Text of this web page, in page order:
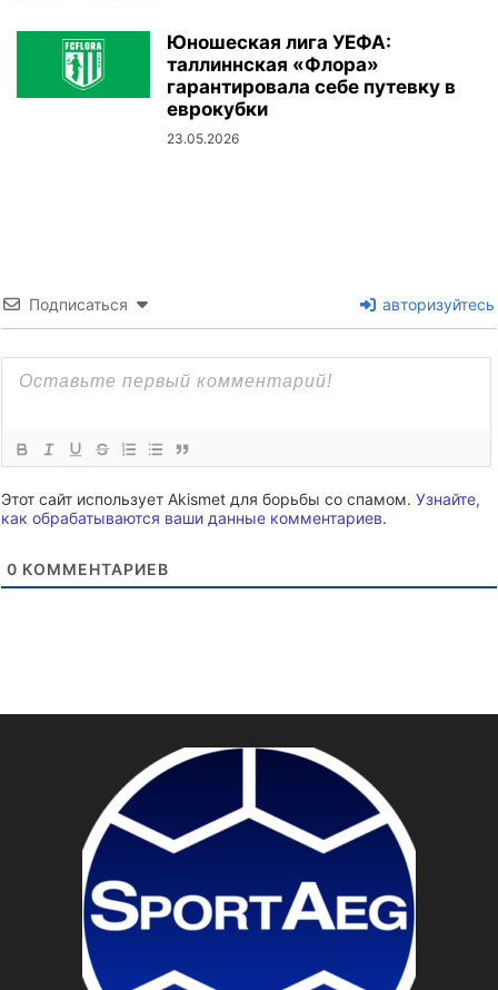
Юношеская лига УЕФА:
таллиннская «Флора»
гарантировала себе путевку в
еврокубки
23.05.2026
Подписаться авторизуйтесь
Этот сайт использует Akismet для борьбы со спамом. Узнайте,
как обрабатываются ваши данные комментариев.
0 КОММЕНТАРИЕВ